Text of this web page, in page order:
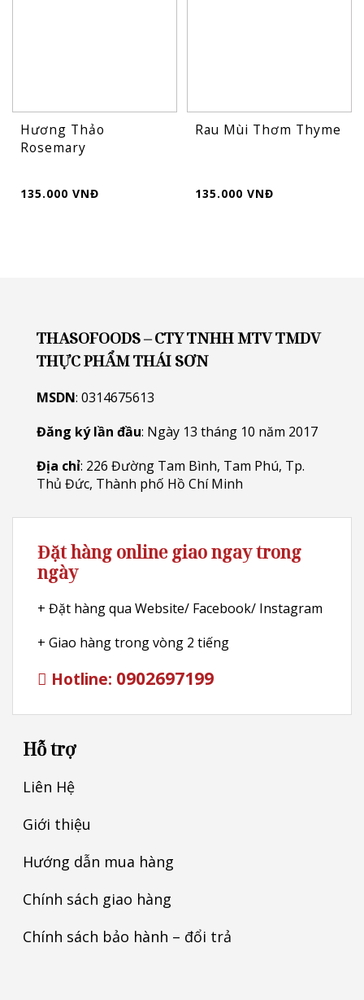
Hương Thảo
Rosemary
135.000 VNĐ
Rau Mùi Thơm Thyme
135.000 VNĐ
THASOFOODS – CTY TNHH MTV TMDV
THỰC PHẨM THÁI SƠN
MSDN: 0314675613
Đăng ký lần đầu: Ngày 13 tháng 10 năm 2017
Địa chỉ: 226 Đường Tam Bình, Tam Phú, Tp.
Thủ Đức, Thành phố Hồ Chí Minh
Đặt hàng online giao ngay trong
ngày
+ Đặt hàng qua Website/ Facebook/ Instagram
+ Giao hàng trong vòng 2 tiếng
Hotline: 0902697199
Hỗ trợ
Liên Hệ
Giới thiệu
Hướng dẫn mua hàng
Chính sách giao hàng
Chính sách bảo hành – đổi trả